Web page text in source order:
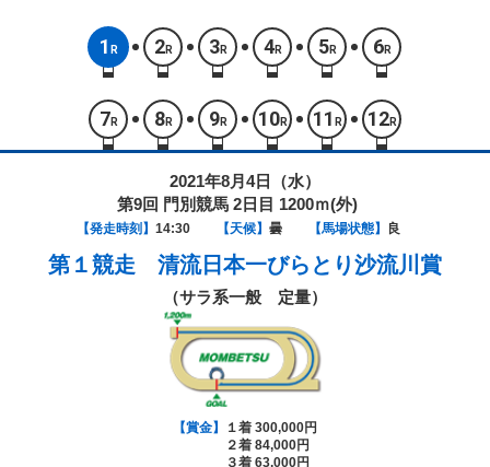
1 R 2R 3R 4R 5R 6R
7 R 8R 9R 10R 11 R 12R
2021年8月4日（水）
第9回 門別競馬 2日目 1200ｍ(外)
【発走時刻】 14:30 【天候】 曇 【馬場状態】 良
第１競走 清流日本一びらとり沙流川賞
（サラ系一般 定量）
【賞金】
１着 300,000円
２着 84,000円
３着 63,000円